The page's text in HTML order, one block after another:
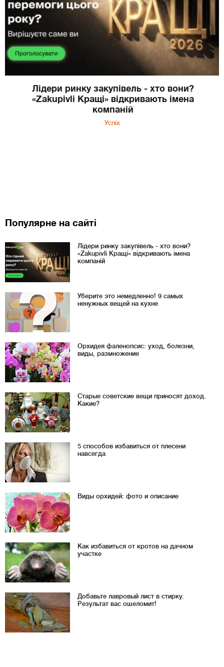
Лідери ринку закупівель - хто вони?
«Zakupivli Кращі» відкривають імена
компаній
Успіх
Популярне на сайті
Лідери ринку закупівель - хто вони?
«Zakupivli Кращі» відкривають імена
компаній
Уберите это немедленно! 9 самых
ненужных вещей на кухне
Орхидея фаленопсис: уход, болезни,
виды, размножение
Старые советские вещи приносят доход.
Какие?
5 способов избавиться от плесени
навсегда
Виды орхидей: фото и описание
Как избавиться от кротов на дачном
участке
Добавьте лавровый лист в стирку.
Результат вас ошеломит!